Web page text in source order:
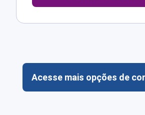
Acesse mais opções de